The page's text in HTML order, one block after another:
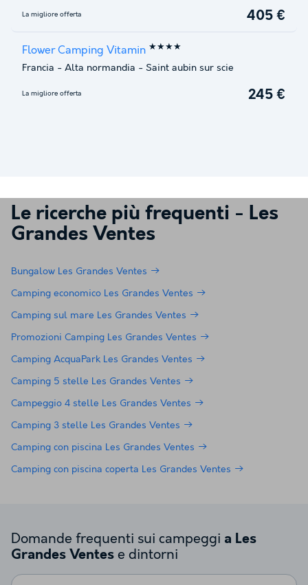
La migliore offerta 405 €
Flower Camping Vitamin ★★★★
Francia - Alta normandia - Saint aubin sur scie
La migliore offerta 245 €
Le ricerche più frequenti - Les
Grandes Ventes
Bungalow Les Grandes Ventes
Camping economico Les Grandes Ventes
Camping sul mare Les Grandes Ventes
Promozioni Camping Les Grandes Ventes
Camping AcquaPark Les Grandes Ventes
Camping 5 stelle Les Grandes Ventes
Campeggio 4 stelle Les Grandes Ventes
Camping 3 stelle Les Grandes Ventes
Camping con piscina Les Grandes Ventes
Camping con piscina coperta Les Grandes Ventes
Domande frequenti sui campeggi a Les
Grandes Ventes e dintorni